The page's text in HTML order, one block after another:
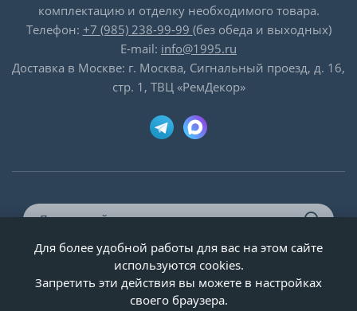
комплектацию и отделку необходимого товара.
Телефон: +7 (985) 238-99-99 (без обеда и выходных)
E-mail: info@1995.ru
Доставка в Москве: г. Москва, Сигнальный проезд, д. 16,
стр. 1, ТВЦ «РемДекор»
© ООО «Двери-и-точка», ИНН 5020092947, 1995-2026 г.
Для более удобной работы для вас на этом сайте
используются cookies.
Запретить эти действия вы можете в настройках
своего браузера.